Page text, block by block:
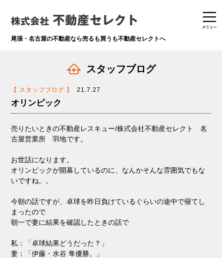
尾張・名古屋の不動産なら売るも買うも不動産セレクトへ
スタッフブログ
【 スタッフブログ 】 21.7.27
オリンピック
売りたいときの不動産レスキュー/株式会社不動産セレクト 名
古屋営業所 羽地です。
お世話になります。
オリンピックが開幕しているのに、なんかそんな雰囲気でもな
いですね。。
今朝の話ですが、卓球を昨日負けているぐらいの途中で寝てし
まったので
朝一で妻に結果を確認したときの話で
私：「卓球結果どうだった？」
妻：「伊藤・水谷 隼優勝。」